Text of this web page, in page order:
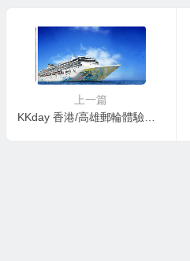
上一篇
KKday 香港/高雄郵輪體驗優惠：第2位只需$1